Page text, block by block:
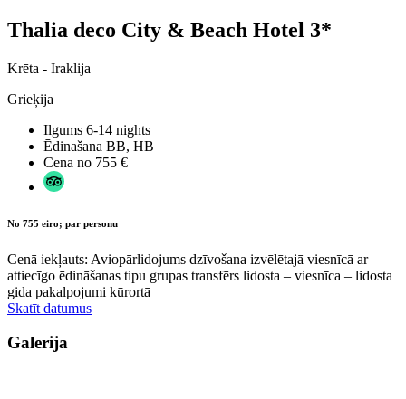
Thalia deco City & Beach Hotel 3*
Krēta - Iraklija
Grieķija
Ilgums 6-14 nights
Ēdinašana BB, HB
Cena no 755 €
No 755 eiro; par personu
Cenā iekļauts: Aviopārlidojums dzīvošana izvēlētajā viesnīcā ar
attiecīgo ēdināšanas tipu grupas transfērs lidosta – viesnīca – lidosta
gida pakalpojumi kūrortā
Skatīt datumus
Galerija